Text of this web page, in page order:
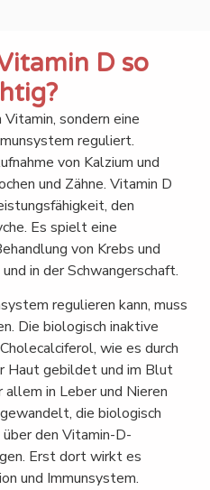
D so
sondern eine
reguliert.
von Kalzium und
und Zähne. Vitamin D
den
Es spielt eine
von Krebs und
in der Schwangerschaft.
regulieren kann, muss
Die biologisch inaktive
wie es durch
Haut gebildet und im Blut
in Leber und Nieren
die biologisch
den Vitamin-D-
Erst dort wirkt es
und Immunsystem.